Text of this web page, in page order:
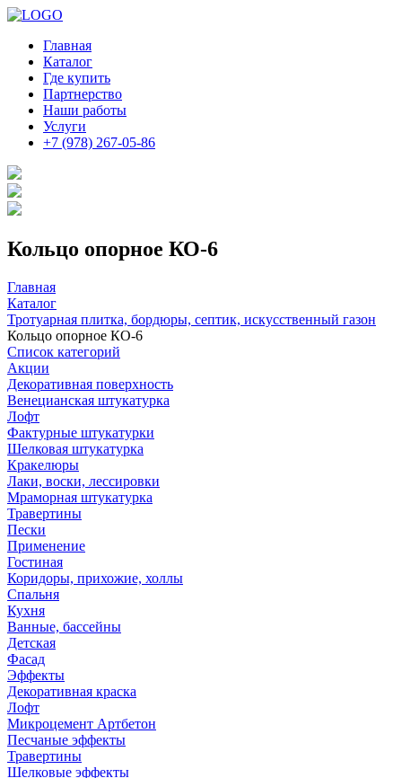
Главная
Каталог
Где купить
Партнерство
Наши работы
Услуги
+7 (978) 267-05-86
Кольцо опорное КО-6
Главная
Каталог
Тротуарная плитка, бордюры, септик, искусственный газон
Кольцо опорное КО-6
Список категорий
Акции
Декоративная поверхность
Венецианская штукатурка
Лофт
Фактурные штукатурки
Шелковая штукатурка
Кракелюры
Лаки, воски, лессировки
Мраморная штукатурка
Травертины
Пески
Применение
Гостиная
Коридоры, прихожие, холлы
Спальня
Кухня
Ванные, бассейны
Детская
Фасад
Эффекты
Декоративная краска
Лофт
Микроцемент Артбетон
Песчаные эффекты
Травертины
Шелковые эффекты